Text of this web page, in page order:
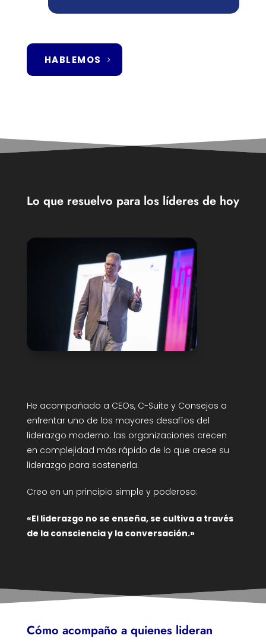
HABLEMOS
Lo que resuelvo para los líderes de hoy
He acompañado a CEOs, C-Suite y Consejos a
enfrentar uno de los mayores desafíos del
liderazgo moderno: las organizaciones crecen
en complejidad más rápido de lo que crece su
liderazgo para sostenerla.
Creo en un principio simple y poderoso:
«El liderazgo no se enseña, se cultiva a través
de la consciencia y la conversación.»
Cómo acompaño a quienes lideran